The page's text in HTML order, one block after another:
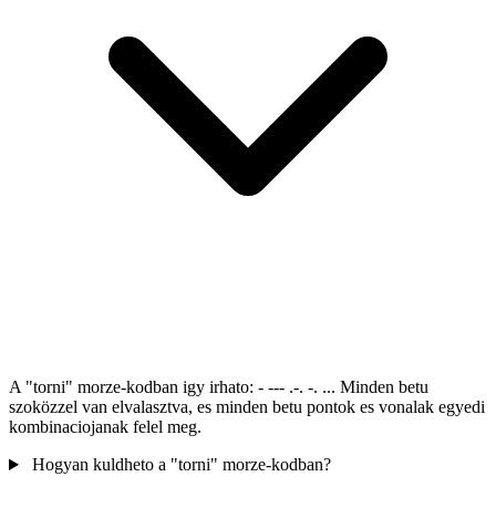
A "torni" morze-kodban igy irhato: - --- .-. -. ... Minden betu
szoközzel van elvalasztva, es minden betu pontok es vonalak egyedi
kombinaciojanak felel meg.
Hogyan kuldheto a "torni" morze-kodban?